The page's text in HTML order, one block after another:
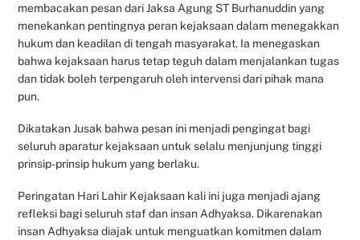
membacakan pesan dari Jaksa Agung ST Burhanuddin yang
menekankan pentingnya peran kejaksaan dalam menegakkan
hukum dan keadilan di tengah masyarakat. Ia menegaskan
bahwa kejaksaan harus tetap teguh dalam menjalankan tugas
dan tidak boleh terpengaruh oleh intervensi dari pihak mana
pun.
Dikatakan Jusak bahwa pesan ini menjadi pengingat bagi
seluruh aparatur kejaksaan untuk selalu menjunjung tinggi
prinsip-prinsip hukum yang berlaku.
Peringatan Hari Lahir Kejaksaan kali ini juga menjadi ajang
refleksi bagi seluruh staf dan insan Adhyaksa. Dikarenakan
insan Adhyaksa diajak untuk menguatkan komitmen dalam